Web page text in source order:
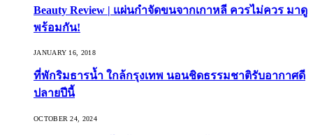
Beauty Review | แผ่นกำจัดขนจากเกาหลี ควรไม่ควร มาดู
พร้อมกัน!
JANUARY 16, 2018
ที่พักริมธารน้ำ ใกล้กรุงเทพ นอนชิดธรรมชาติรับอากาศดี
ปลายปีนี้
OCTOBER 24, 2024